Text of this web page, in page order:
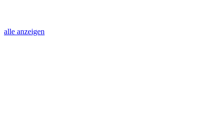
alle anzeigen